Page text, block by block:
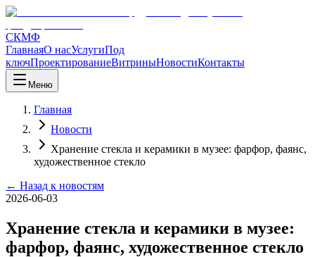
СКМФ
ГлавнаяО насУслугиПод
ключПроектированиеВитриныНовостиКонтакты
Меню
Главная
Новости
Хранение стекла и керамики в музее: фарфор, фаянс,
художественное стекло
← Назад к новостям
2026-06-03
Хранение стекла и керамики в музее:
фарфор, фаянс, художественное стекло